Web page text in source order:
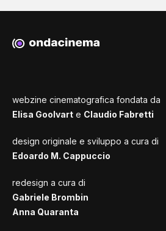
webzine cinematografica fondata da
Elisa Goolvart e Claudio Fabretti
design originale e sviluppo a cura di
Edoardo M. Cappuccio
redesign a cura di
Gabriele Brombin
Anna Quaranta